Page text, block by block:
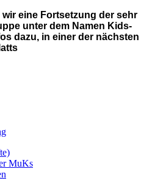
wir eine Fortsetzung der sehr
unter dem Namen Kids-
dazu, in einer der nächsten
MuKs